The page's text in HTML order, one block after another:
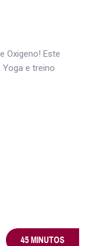
Oxigeno! Este
e treino
45 MINUTOS